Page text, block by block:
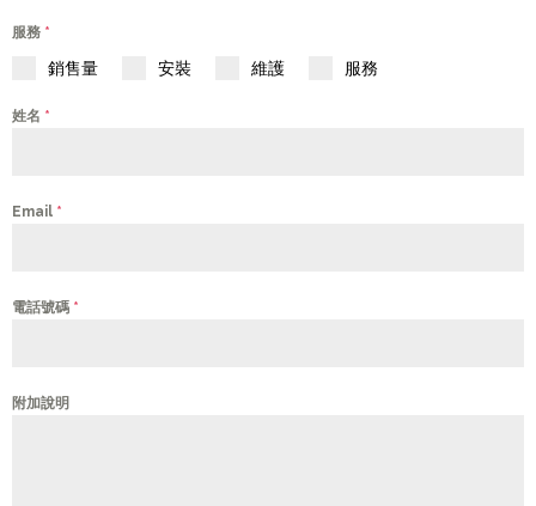
服務 *
銷售量 安裝 維護 服務
姓名 *
Email *
電話號碼 *
附加說明